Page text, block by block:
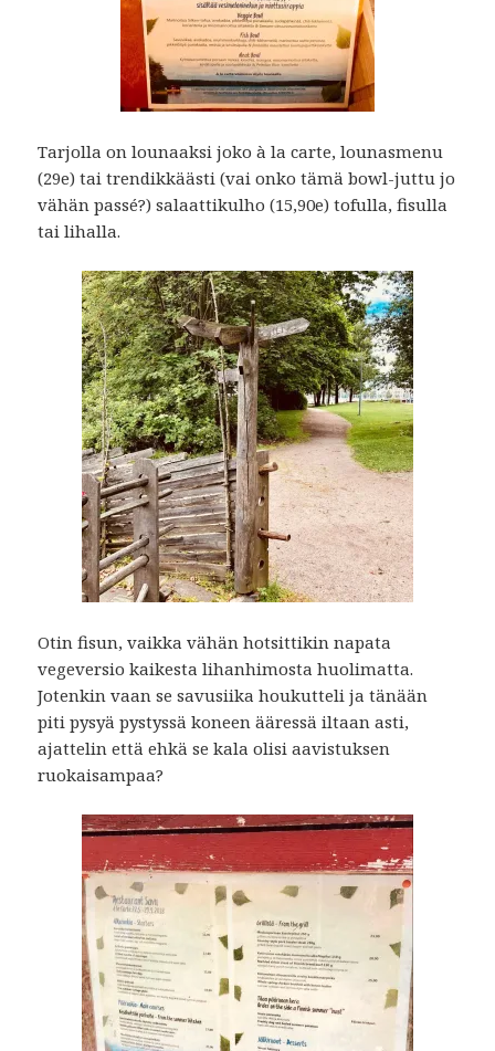
Tarjolla on lounaaksi joko à la carte, lounasmenu
(29e) tai trendikkäästi (vai onko tämä bowl-juttu jo
vähän passé?) salaattikulho (15,90e) tofulla, fisulla
tai lihalla.
Otin fisun, vaikka vähän hotsittikin napata
vegeversio kaikesta lihanhimosta huolimatta.
Jotenkin vaan se savusiika houkutteli ja tänään
piti pysyä pystyssä koneen ääressä iltaan asti,
ajattelin että ehkä se kala olisi aavistuksen
ruokaisampaa?